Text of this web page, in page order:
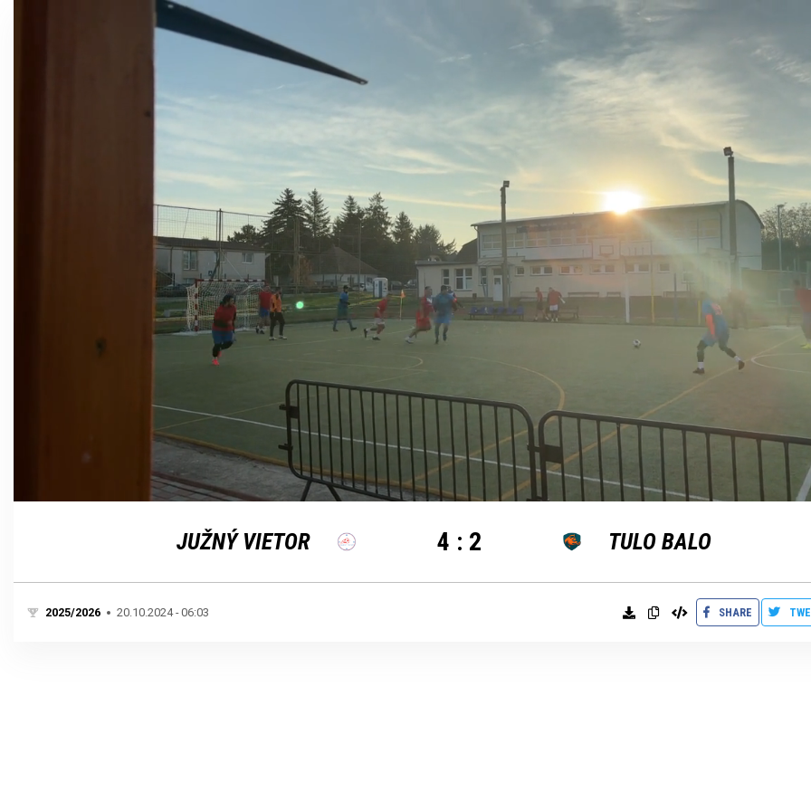
Loaded:
100.00%
JUŽNÝ VIETOR 4 : 2 TULO BALO
2025/2026 20.10.2024 - 06:03 SHARE